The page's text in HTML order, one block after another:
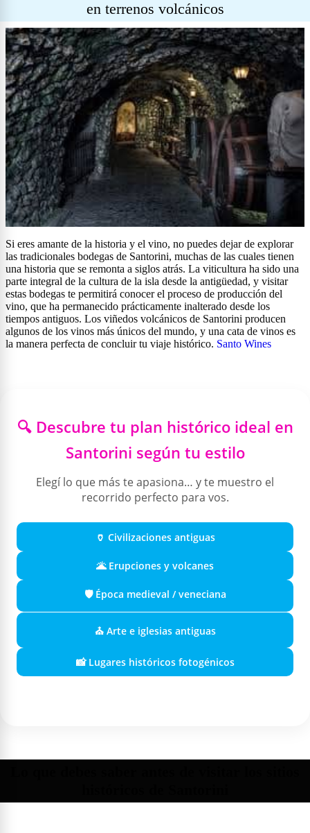
en terrenos volcánicos
Si eres amante de la historia y el vino, no puedes dejar de explorar
las tradicionales bodegas de Santorini, muchas de las cuales tienen
una historia que se remonta a siglos atrás. La viticultura ha sido una
parte integral de la cultura de la isla desde la antigüedad, y visitar
estas bodegas te permitirá conocer el proceso de producción del
vino, que ha permanecido prácticamente inalterado desde los
tiempos antiguos. Los viñedos volcánicos de Santorini producen
algunos de los vinos más únicos del mundo, y una cata de vinos es
la manera perfecta de concluir tu viaje histórico. Santo Wines
🔍 Descubre tu plan histórico ideal en
Santorini según tu estilo
Elegí lo que más te apasiona… y te muestro el
recorrido perfecto para vos.
🏺 Civilizaciones antiguas
🌋 Erupciones y volcanes
🛡️ Época medieval / veneciana
⛪ Arte e iglesias antiguas
📸 Lugares históricos fotogénicos